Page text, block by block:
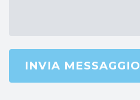
INVIA MESSAGGIO